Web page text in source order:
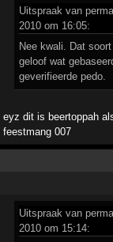
Uitspraak van
2010 om 16:05:
Nee kwali. Dat
geloof wat
geverifieerde pedo.
eyz dit is beertoppah
feestmang 007
Uitspraak van
2010 om 15:14: